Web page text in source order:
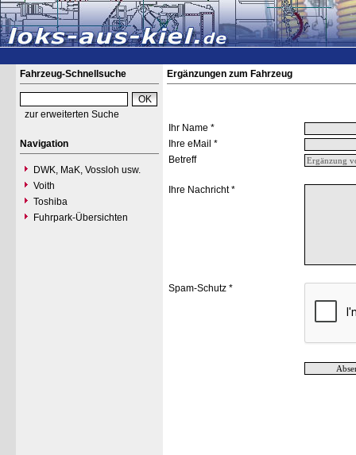
Fahrzeug-Schnellsuche
zur erweiterten Suche
Navigation
DWK, MaK, Vossloh usw.
Voith
Toshiba
Fuhrpark-Übersichten
Ergänzungen zum Fahrzeug
Ihr Name *
Ihre eMail *
Betreff
Ihre Nachricht *
Spam-Schutz *